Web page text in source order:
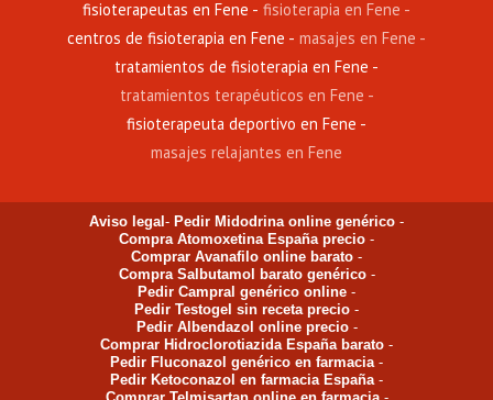
fisioterapeutas en Fene
fisioterapia en Fene
centros de fisioterapia en Fene
masajes en Fene
tratamientos de fisioterapia en Fene
tratamientos terapéuticos en Fene
fisioterapeuta deportivo en Fene
masajes relajantes en Fene
Aviso legal - Pedir Midodrina online genérico -
Compra Atomoxetina España precio -
Comprar Avanafilo online barato -
Compra Salbutamol barato genérico-
Pedir Campral genérico online -
Pedir Testogel sin receta precio -
Pedir Albendazol online precio-
Comprar Hidroclorotiazida España barato -
Pedir Fluconazol genérico en farmacia-
Pedir Ketoconazol en farmacia España-